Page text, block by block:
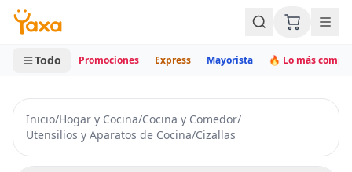
MINI CARRITO
0 productos
Todo Promociones Express Mayorista 🔥 Lo más
Inicio/Hogar y Cocina/Cocina y Comedor/
Utensilios y Aparatos de Cocina/Cizallas